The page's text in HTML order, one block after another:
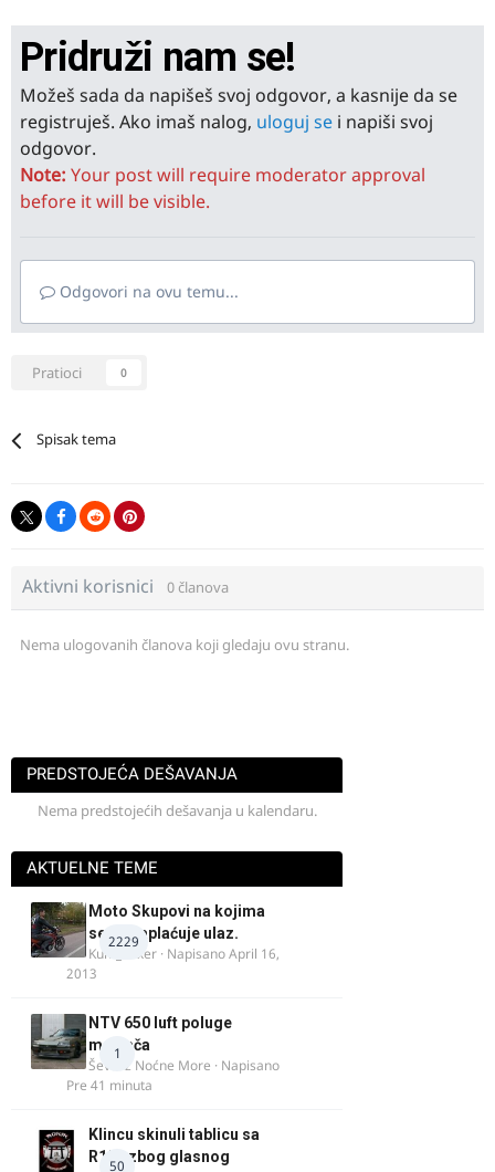
Pridruži nam se!
Možeš sada da napišeš svoj odgovor, a kasnije da se
registruješ. Ako imaš nalog, uloguj se i napiši svoj
odgovor.
Note: Your post will require moderator approval
before it will be visible.
Odgovori na ovu temu...
Pratioci 0
Spisak tema
Aktivni korisnici 0 članova
Nema ulogovanih članova koji gledaju ovu stranu.
PREDSTOJEĆA DEŠAVANJA
Nema predstojećih dešavanja u kalendaru.
AKTUELNE TEME
2229
Moto Skupovi na kojima
se ne naplaćuje ulaz.
Kum_Mixer · NapisanoApril 16,
2013
1
NTV 650 luft poluge
menjača
Ševa iz Noćne More · Napisano
Pre 41 minuta
50
Klincu skinuli tablicu sa
R125 zbog glasnog